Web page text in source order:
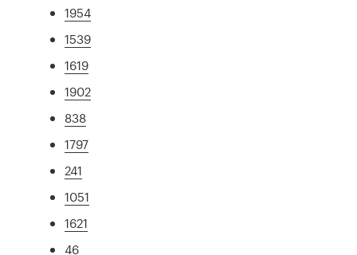
1954
1539
1619
1902
838
1797
241
1051
1621
46